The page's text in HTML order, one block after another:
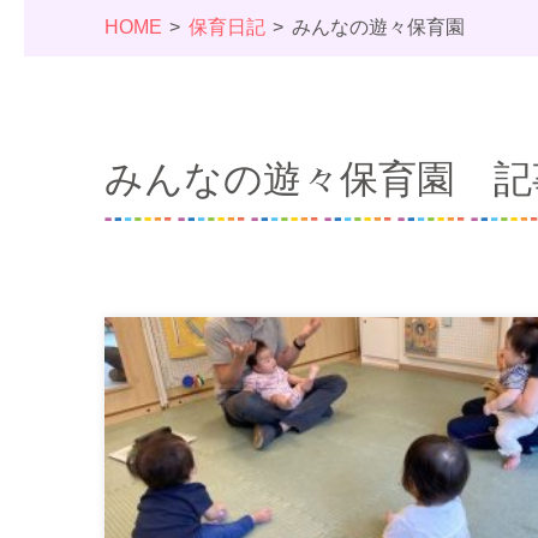
HOME 保育日記 みんなの遊々保育園
みんなの遊々保育園 記